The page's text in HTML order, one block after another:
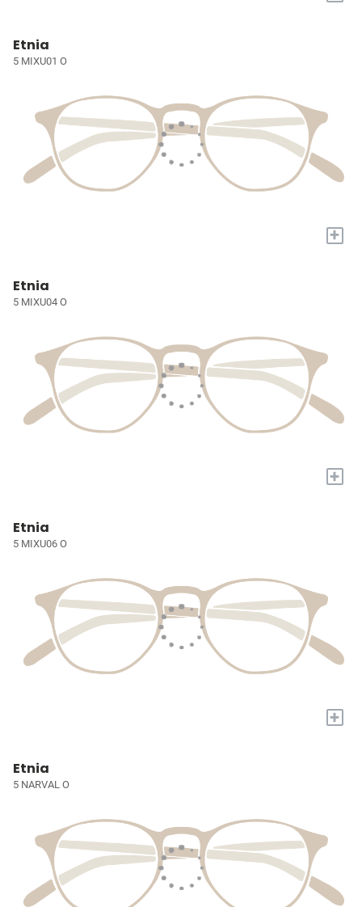
Etnia
5 MIXU01 O
+
Etnia
5 MIXU04 O
+
Etnia
5 MIXU06 O
+
Etnia
5 NARVAL O